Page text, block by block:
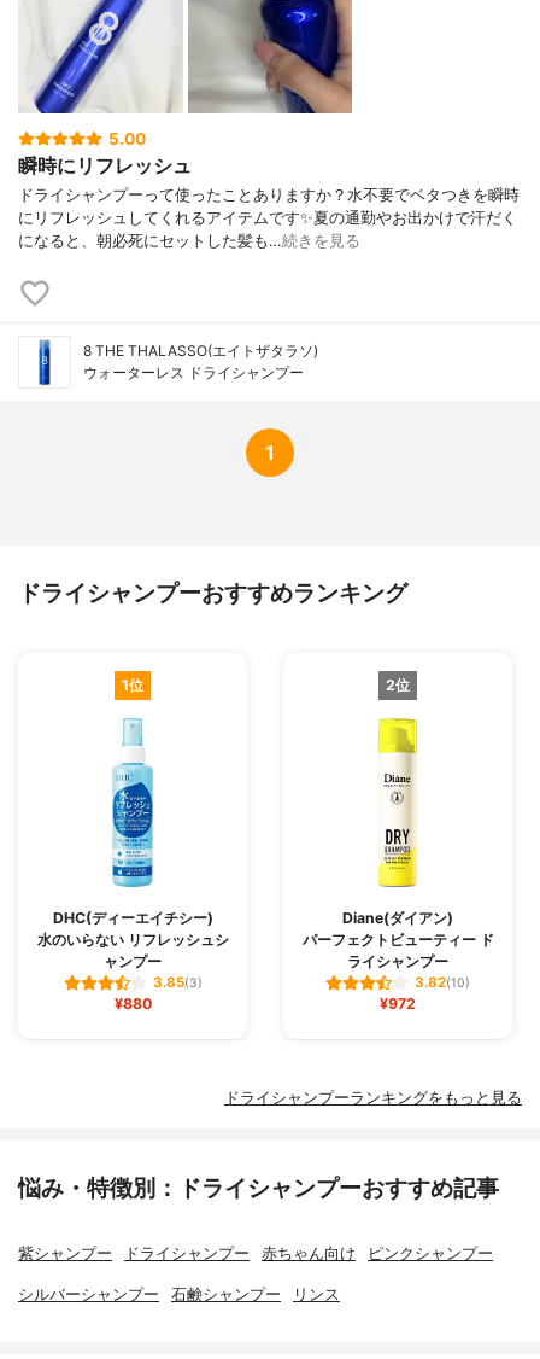
5.00
瞬時にリフレッシュ
ドライシャンプーって使ったことありますか？水不要でベタつきを瞬時
にリフレッシュしてくれるアイテムです✨夏の通勤やお出かけで汗だく
になると、朝必死にセットした髪も…続きを見る
8 THE THALASSO(エイトザタラソ)
ウォーターレス ドライシャンプー
1
ドライシャンプーおすすめランキング
1位
DHC(ディーエイチシー)
水のいらない リフレッシュシ
ャンプー
3.85(3)
¥880
2位
Diane(ダイアン)
パーフェクトビューティー ド
ライシャンプー
3.82(10)
¥972
ドライシャンプーランキングをもっと見る
悩み・特徴別：ドライシャンプーおすすめ記事
紫シャンプー ドライシャンプー 赤ちゃん向け ピンクシャンプー
シルバーシャンプー 石鹸シャンプー リンス